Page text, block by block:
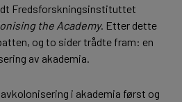
Fredsforskningsinstituttet
the Academy. Etter dette
og to sider trådte fram: en
av akademia.
i akademia først og